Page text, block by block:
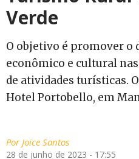
Verde
O objetivo é promover o
econômico e cultural
de atividades turísticas.
Hotel Portobello, em
PorJoice Santos
28 de junho de 2023 - 17:55